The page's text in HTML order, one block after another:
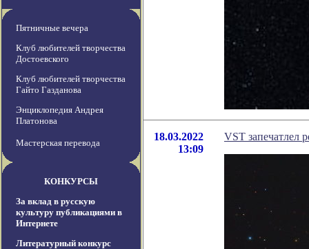
Пятничные вечера
Клуб любителей творчества
Достоевского
Клуб любителей творчества
Гайто Газданова
Энциклопедия Андрея
Платонова
Мастерская перевода
КОНКУРСЫ
За вклад в русскую
культуру публикациями в
Интернете
Литературный конкурс
18.03.2022
13:09
VST запечатлел